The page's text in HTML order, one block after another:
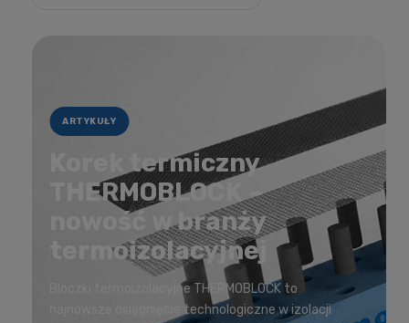
ARTYKUŁY
Korek termiczny
THERMOBLOCK –
nowość w branży
termoizolacyjnej
Bloczki termoizolacyjne THERMOBLOCK to
najnowsze osiągnięcie technologiczne w izolacji